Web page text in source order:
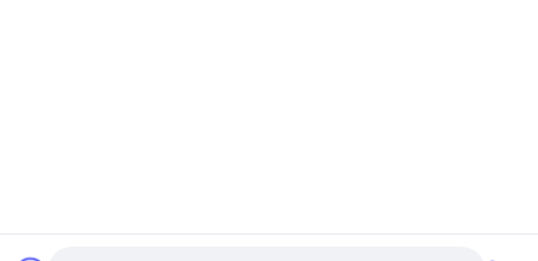
Shenzhen Jingtai Liquid Crystal Display Technology Co.,Ltd. . 複